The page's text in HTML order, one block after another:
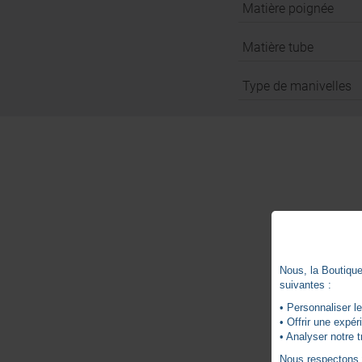
Matière poignée
Matière tube
Type de manivelles
Nous, la
suivantes :
• Personnaliser
• Offrir une
• Analyser notre
Nous